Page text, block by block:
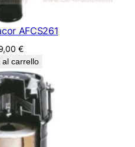
AFCS261
€
al carrello